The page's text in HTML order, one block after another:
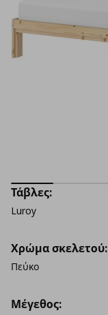
Τάβλες:
Luroy
Χρώμα σκελετού:
Πεύκο
Μέγεθος: